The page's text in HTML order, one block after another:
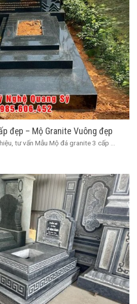
đẹp – Mộ Granite Vuông đẹp
tư vấn Mẫu Mộ đá granite 3 cấp ...